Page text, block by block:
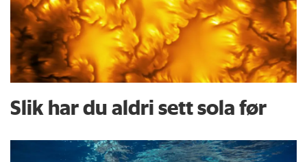
Slik har du aldri sett sola før